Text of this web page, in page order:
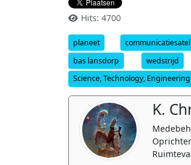
Hits: 4700
planeet
bas lansdorp
wedstrijd
Science, Technology,
K.